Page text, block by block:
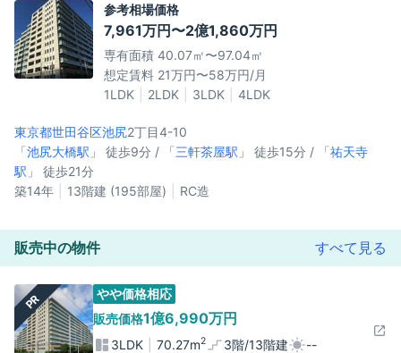
参考相場価格
7,961万円〜2億1,860万円
専有面積 40.07㎡〜97.04㎡
想定賃料 21万円〜58万円/月
1LDK
2LDK 3LDK 4LDK
東京都世田谷区池尻2丁目4-10
「 池尻大橋駅 」 徒歩9分 / 「 三軒茶屋駅 」 徒歩15分 / 「 祐天寺
駅 」 徒歩21分
築14年
13階建 (195部屋) RC造
販売中の物件 すべて見る
PR
やや価格相応
販売価格1億6,990万円
3LDK 70.27m2 3階/13階建
--